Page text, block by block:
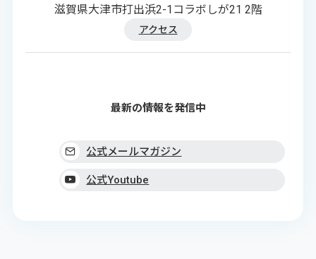
滋賀県大津市打出浜2-1コラボしが21 2階
アクセス
最新の情報を発信中
公式メールマガジン
公式Youtube